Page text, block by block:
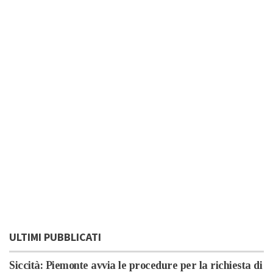
ULTIMI PUBBLICATI
Siccità: Piemonte avvia le procedure per la richiesta di